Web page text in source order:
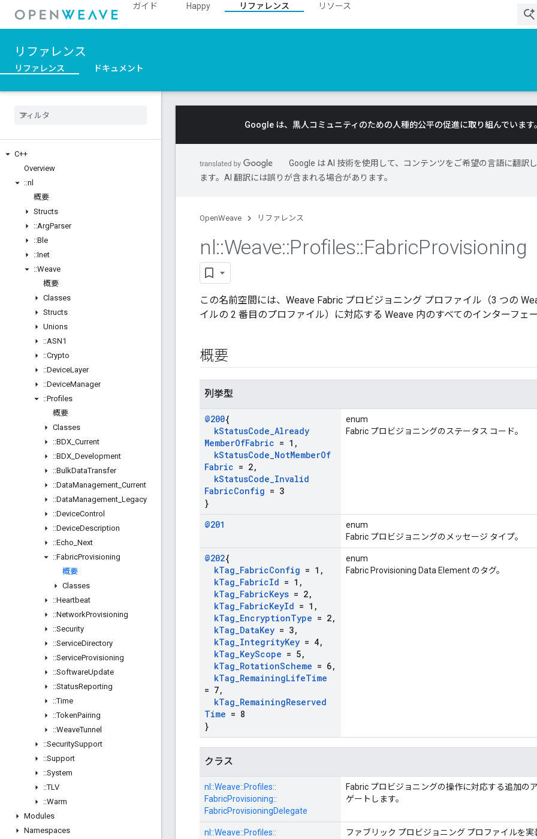
ガイド Happy リファレンス リソース
リファレンス
リファレンス ドキュメント
C++
Overview
::nl
概要
Structs
::ArgParser
::Ble
::Inet
::Weave
概要
Classes
Structs
Unions
::ASN1
::Crypto
::DeviceLayer
::DeviceManager
::Profiles
概要
Classes
::BDX Current
::BDX Development
::BulkDataTransfer
::DataManagement Current
::DataManagement Legacy
::DeviceControl
::DeviceDescription
::Echo Next
::FabricProvisioning
概要
Classes
::Heartbeat
::NetworkProvisioning
::Security
::ServiceDirectory
::ServiceProvisioning
::SoftwareUpdate
::StatusReporting
::Time
::TokenPairing
::WeaveTunnel
::SecuritySupport
::Support
::System
::TLV
::Warm
Modules
Namespaces
Google は、黒人コミュニティのための人種的公平の促進に取り組んでいます
Google は AI 技術を使用して、コンテンツをご希望の言語に翻訳
ます。AI 翻訳には誤りが含まれる場合があります。
OpenWeave リファレンス
nl::Weave::Profiles::FabricProvisioning
この名前空間には、Weave Fabric プロビジョニング プロファイル（3 つの
イルの 2 番目のプロファイル）に対応する Weave 内のすべてのインターフェ
概要
列挙型
@200{
kStatusCode_Already
MemberOfFabric = 1 ,
kStatusCode_NotMemberOf
Fabric = 2,
kStatusCode_Invalid
FabricConfig = 3
}
enum
Fabric プロビジョニングのステータス コード。
@201
enum
Fabric プロビジョニングのメッセージ タイプ。
@202{
kTag_FabricConfig = 1 ,
kTag_FabricId = 1 ,
kTag_FabricKeys = 2,
kTag_FabricKeyId = 1 ,
kTag_EncryptionType = 2,
kTag_DataKey = 3,
kTag_IntegrityKey = 4,
kTag_KeyScope = 5,
kTag_RotationScheme = 6,
kTag_RemainingLifeTime
= 7,
kTag_RemainingReserved
Time = 8
}
enum
Fabric Provisioning Data Element のタグ。
クラス
nl::Weave::Profiles::
FabricProvisioning::
FabricProvisioningDelegate
Fabric プロビジョニングの操作に対応する追加の
ゲートします。
nl::Weave::Profiles::
ファブリック プロビジョニング プロファイルを